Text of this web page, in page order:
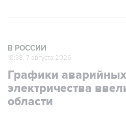
В РОССИИ
18:38, 7 августа 2026
Графики
электричества
области